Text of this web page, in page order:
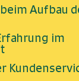
Aufbau
im